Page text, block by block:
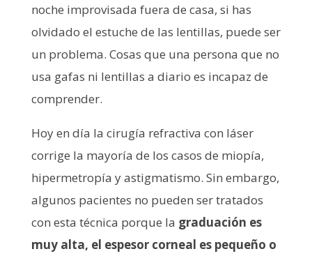
noche improvisada fuera de casa, si has
olvidado el estuche de las lentillas, puede ser
un problema. Cosas que una persona que no
usa gafas ni lentillas a diario es incapaz de
comprender.
Hoy en día la cirugía refractiva con láser
corrige la mayoría de los casos de miopía,
hipermetropía y astigmatismo. Sin embargo,
algunos pacientes no pueden ser tratados
con esta técnica porque la graduación es
muy alta, el espesor corneal es pequeño o